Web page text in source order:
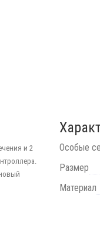
и 2
Особые
Размер
Материал